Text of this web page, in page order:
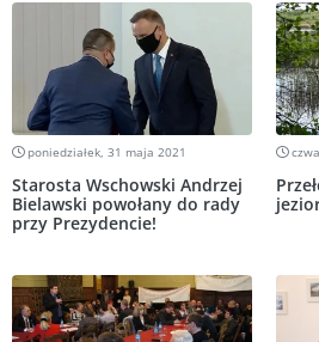
poniedziałek, 31 maja 2021
Starosta Wschowski Andrzej
Bielawski powołany do rady
przy Prezydencie!